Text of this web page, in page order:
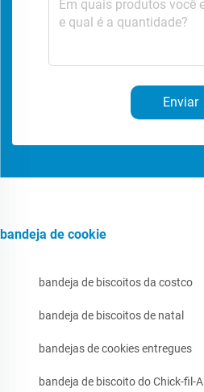
Enviar
bandeja de cookie
bandeja de biscoitos da costco
bandeja de biscoitos de natal
bandejas de cookies entregues
bandeja de biscoito do Chick-fil-A